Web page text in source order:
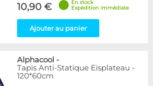
10,90 €
En stock
Expédition immédiate
Ajouter au panier
Alphacool -
Tapis Anti-Statique Eisplateau -
120*60cm